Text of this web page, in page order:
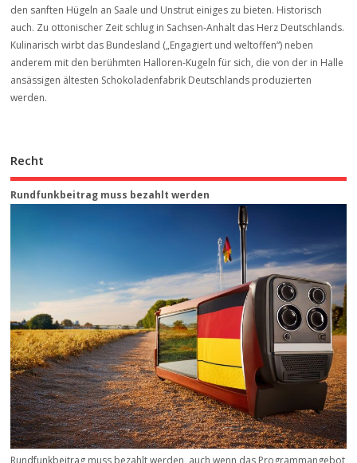
den sanften Hügeln an Saale und Unstrut einiges zu bieten. Historisch
auch. Zu ottonischer Zeit schlug in Sachsen-Anhalt das Herz Deutschlands.
Kulinarisch wirbt das Bundesland („Engagiert und weltoffen“) neben
anderem mit den berühmten Halloren-Kugeln für sich, die von der in Halle
ansässigen ältesten Schokoladenfabrik Deutschlands produzierten
werden.
Recht
Rundfunkbeitrag muss bezahlt werden
Rundfunkbeitrag muss bezahlt werden, auch wenn das Programmangebot